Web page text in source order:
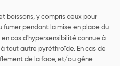
boissons, y compris ceux pour
fumer pendant la mise en place du
cas d'hypersensibilité connue à
tout autre pyréthroïde. En cas de
de la face, et/ou gêne